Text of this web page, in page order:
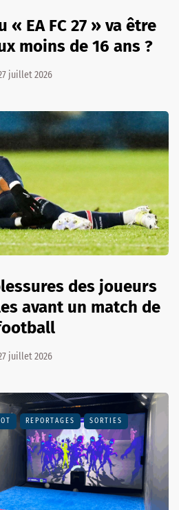
« EA FC 27 » va être
moins de 16 ans ?
juillet 2026
des joueurs
avant un match de
juillet 2026
REPORTAGES SORTIES